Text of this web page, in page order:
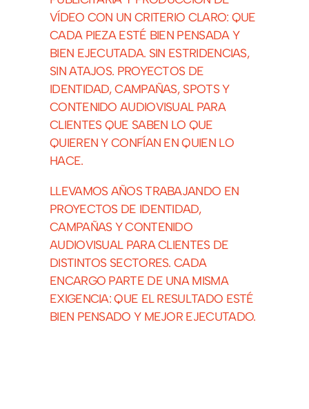
VÍDEO CON UN CRITERIO CLARO: QUE
CADA PIEZA ESTÉ BIEN PENSADA Y
BIEN EJECUTADA. SIN ESTRIDENCIAS,
SIN ATAJOS. PROYECTOS DE
IDENTIDAD, CAMPAÑAS, SPOTS Y
CONTENIDO AUDIOVISUAL PARA
CLIENTES QUE SABEN LO QUE
QUIEREN Y CONFÍAN EN QUIEN LO
HACE.
LLEVAMOS AÑOS TRABAJANDO EN
PROYECTOS DE IDENTIDAD,
CAMPAÑAS Y CONTENIDO
AUDIOVISUAL PARA CLIENTES DE
DISTINTOS SECTORES. CADA
ENCARGO PARTE DE UNA MISMA
EXIGENCIA: QUE EL RESULTADO ESTÉ
BIEN PENSADO Y MEJOR EJECUTADO.